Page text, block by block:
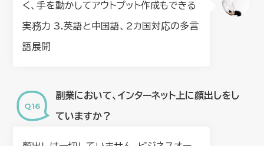
く、手を動かしてアウトプット作成もできる
実務力 3.英語と中国語、2カ国対応の多言
語展開
副業において、インターネット上に顔出しをし
ていますか？